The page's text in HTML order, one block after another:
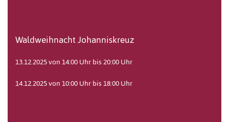
Waldweihnacht Johanniskreuz
13.12.2025 von 14:00 Uhr bis 20:00 Uhr
14.12.2025 von 10:00 Uhr bis 18:00 Uhr